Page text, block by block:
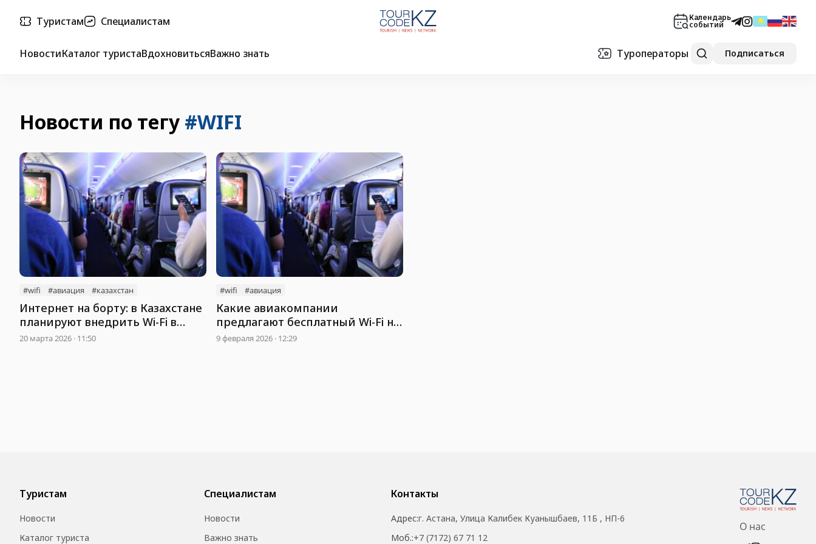
Туристам Специалистам Календарь
событий
НовостиКаталог туристаВдохновитьсяВажно знать Туроператоры Подписаться
Новости по тегу #WIFI
#wifi #авиация #казахстан
Интернет на борту: в Казахстане
планируют внедрить Wi-Fi в
самолетах
20 марта 2026 · 11:50
#wifi #авиация
Какие авиакомпании
предлагают бесплатный Wi-Fi на
борту
9 февраля 2026 · 12:29
Туристам
Новости
Каталог туриста
Специалистам
Новости
Важно знать
Контакты
Адрес:г. Астана, Улица Калибек Куанышбаев, 11Б , НП-6
Моб.:+7 (7172) 67 71 12
О нас